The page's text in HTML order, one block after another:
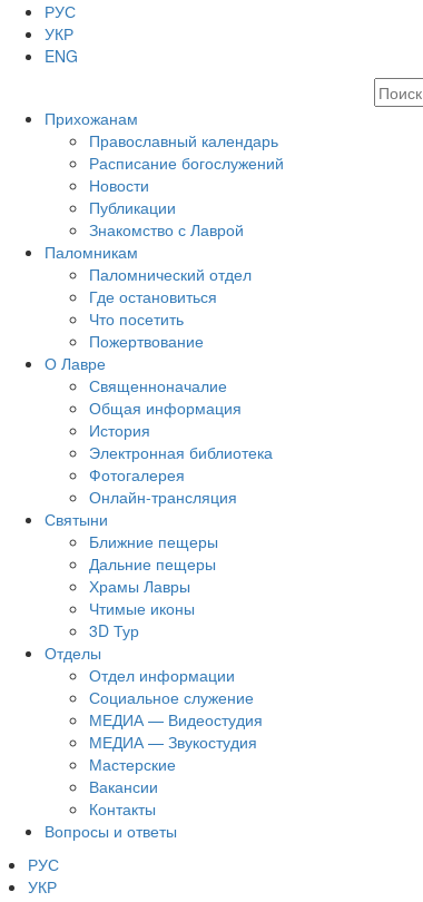
РУС
УКР
ENG
Прихожанам
Православный календарь
Расписание богослужений
Новости
Публикации
Знакомство с Лаврой
Паломникам
Паломнический отдел
Где остановиться
Что посетить
Пожертвование
О Лавре
Священноначалие
Общая информация
История
Электронная библиотека
Фотогалерея
Онлайн-трансляция
Святыни
Ближние пещеры
Дальние пещеры
Храмы Лавры
Чтимые иконы
3D Тур
Отделы
Отдел информации
Социальное служение
МЕДИА — Видеостудия
МЕДИА — Звукостудия
Мастерские
Вакансии
Контакты
Вопросы и ответы
РУС
УКР